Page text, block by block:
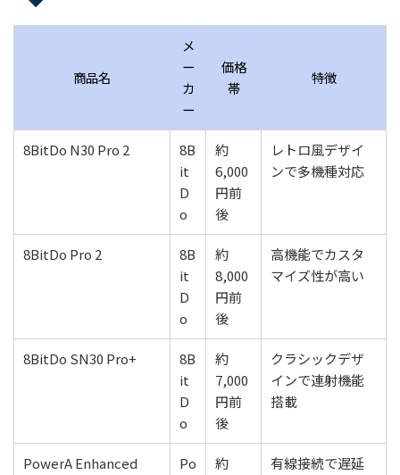
商品名
メ
ー
カ
ー
価格
帯
特徴
8BitDo N30 Pro 2
8B
it
D
o
約
6,000
円前
後
レトロ風デザイ
ンで多機種対応
8BitDo Pro 2
8B
it
D
o
約
8,000
円前
後
高機能でカスタ
マイズ性が高い
8BitDo SN30 Pro+
8B
it
D
o
約
7,000
円前
後
クラシックデザ
インで連射機能
搭載
PowerA Enhanced
Po
約
有線接続で遅延